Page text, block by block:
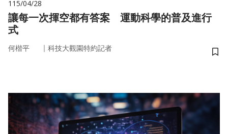
115/04/28
讓每一次揮空都有答案 運動科學的普及進行
式
何楷平 ｜ 科技大觀園特約記者
儲